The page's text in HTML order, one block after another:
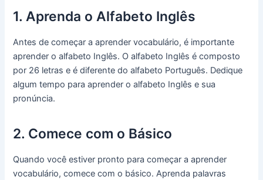
1. Aprenda o Alfabeto Inglês
Antes de começar a aprender vocabulário, é importante
aprender o alfabeto Inglês. O alfabeto Inglês é composto
por 26 letras e é diferente do alfabeto Português. Dedique
algum tempo para aprender o alfabeto Inglês e sua
pronúncia.
2. Comece com o Básico
Quando você estiver pronto para começar a aprender
vocabulário, comece com o básico. Aprenda palavras